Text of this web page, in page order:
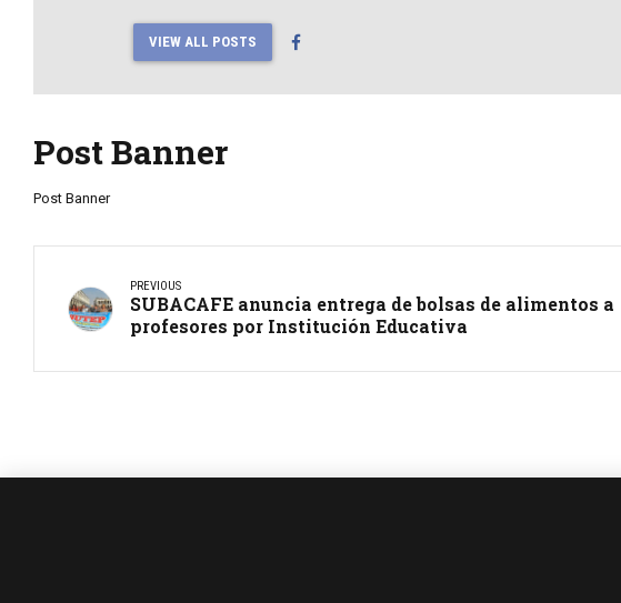
VIEW ALL POSTS
Post Banner
Post Banner
PREVIOUS
SUBACAFE anuncia entrega de bolsas de alimentos a
profesores por Institución Educativa